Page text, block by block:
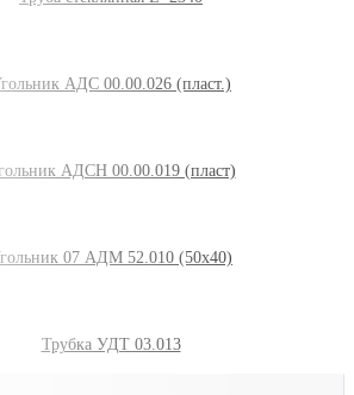
АДС 00.00.026 (пласт.)
АДСН 00.00.019 (пласт)
07 АДМ 52.010 (50х40)
Трубка УДТ 03.013